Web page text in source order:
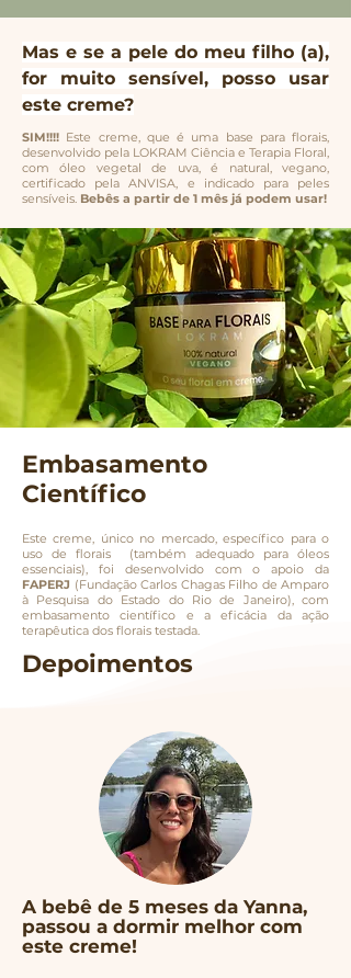
Mas e se a pele do meu filho (a),
for muito sensível, posso usar
este creme?
SIM!!!! Este creme, que é uma base para florais,
desenvolvido pela LOKRAM Ciência e Terapia Floral,
com óleo vegetal de uva, é natural, vegano,
certificado pela ANVISA, e indicado para peles
sensíveis. Bebês a partir de 1 mês já podem usar!
Embasamento
Científico
Este creme, único no mercado, específico para o
uso de florais (também adequado para óleos
essenciais), foi desenvolvido com o apoio da
FAPERJ (Fundação Carlos Chagas Filho de Amparo
à Pesquisa do Estado do Rio de Janeiro), com
embasamento científico e a eficácia da ação
terapêutica dos florais testada.
Depoimentos
A bebê de 5 meses da Yanna,
passou a dormir melhor com
este creme!